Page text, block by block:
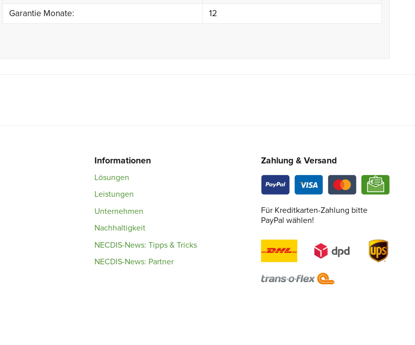
Garantie Monate:
12
Informationen
Lösungen
Leistungen
Unternehmen
Nachhaltigkeit
NECDIS-News: Tipps & Tricks
NECDIS-News: Partner
Zahlung & Versand
Für Kreditkarten-Zahlung bitte
PayPal wählen!